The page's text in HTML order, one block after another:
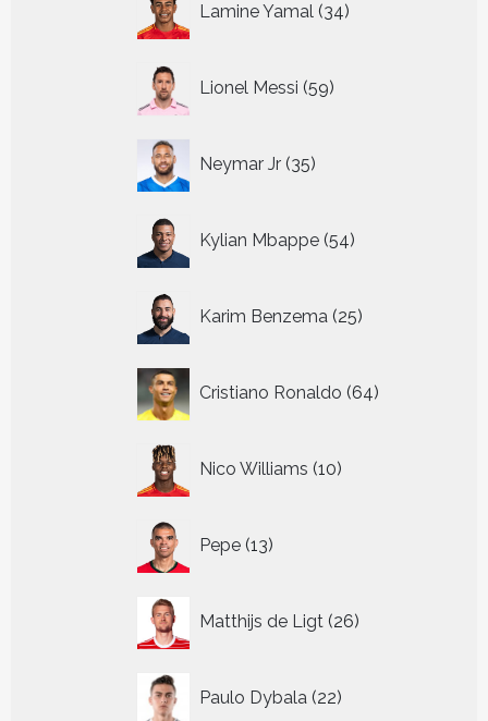
Lamine Yamal 34
producten
Lionel Messi 59
producten
Neymar Jr 35
producten
Kylian Mbappe 54
producten
Karim Benzema 25
producten
Cristiano Ronaldo 64
producten
Nico Williams 10
producten
Pepe 13
producten
Matthijs de Ligt 26
producten
Paulo Dybala 22
producten